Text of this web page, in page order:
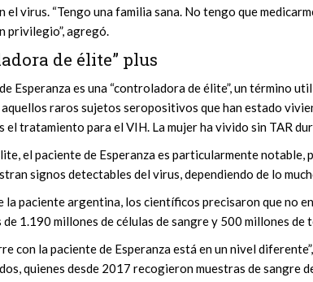
el virus. “Tengo una familia sana. No tengo que
privilegio”, agregó.
de élite” plus
Esperanza es una “controladora de élite”, un término
raros sujetos seropositivos que han estado
el tratamiento para el VIH. La mujer ha vivido sin TAR
el paciente de Esperanza es particularmente notable,
signos detectables del virus, dependiendo de lo
la paciente argentina, los científicos precisaron que no
de 1.190 millones de células de sangre y 500 millones de
con la paciente de Esperanza está en un nivel
quienes desde 2017 recogieron muestras de sangre